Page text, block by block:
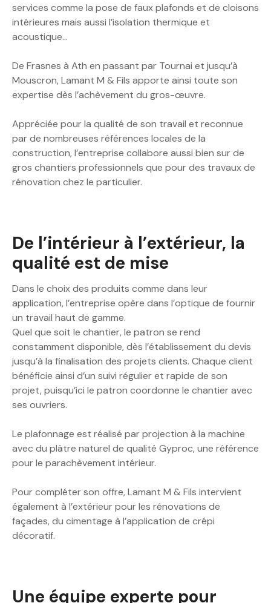
services comme la pose de faux plafonds et de cloisons
intérieures mais aussi l’isolation thermique et
acoustique…
De Frasnes à Ath en passant par Tournai et jusqu’à
Mouscron, Lamant M & Fils apporte ainsi toute son
expertise dès l’achèvement du gros-œuvre.
Appréciée pour la qualité de son travail et reconnue
par de nombreuses références locales de la
construction, l’entreprise collabore aussi bien sur de
gros chantiers professionnels que pour des travaux de
rénovation chez le particulier.
De l’intérieur à l’extérieur, la
qualité est de mise
Dans le choix des produits comme dans leur
application, l’entreprise opère dans l’optique de fournir
un travail haut de gamme.
Quel que soit le chantier, le patron se rend
constamment disponible, dès l’établissement du devis
jusqu’à la finalisation des projets clients. Chaque client
bénéficie ainsi d’un suivi régulier et rapide de son
projet, puisqu’ici le patron coordonne le chantier avec
ses ouvriers.
Le plafonnage est réalisé par projection à la machine
avec du plâtre naturel de qualité Gyproc, une référence
pour le parachèvement intérieur.
Pour compléter son offre, Lamant M & Fils intervient
également à l’extérieur pour les rénovations de
façades, du cimentage à l’application de crépi
décoratif.
Une équipe experte pour